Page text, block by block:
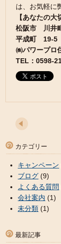
は、お気軽に
【あなたの大
松阪市 川井
平成町 19-5
㈱パワープロ
TEL：0598-
カテゴリー
キャンペーン
ブログ (9)
よくある質問
会社案内 (1)
未分類 (1)
最新記事